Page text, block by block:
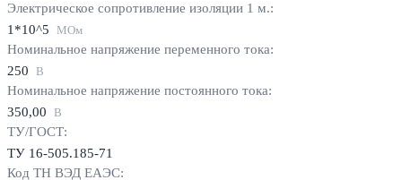
Электрическое сопротивление изоляции 1 м.:
1*10^5 МОм
Номинальное напряжение переменного тока:
250 В
Номинальное напряжение постоянного тока:
350,00 В
ТУ/ГОСТ:
ТУ 16-505.185-71
Код ТН ВЭД ЕАЭС: